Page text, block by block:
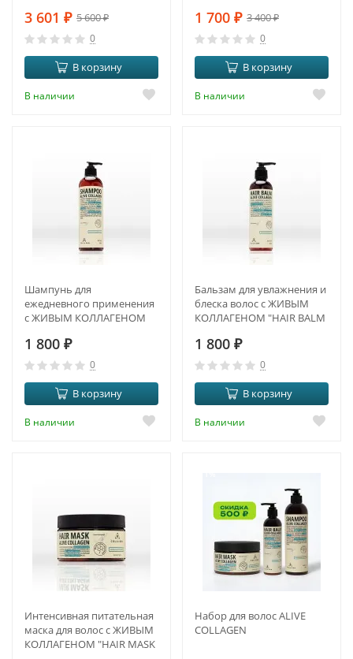
3 601 ₽ 5 600₽
0
В корзину
В наличии
1 700 ₽ 3 400₽
0
В корзину
В наличии
Шампунь для
ежедневного применения
с ЖИВЫМ КОЛЛАГЕНОМ
COLLAGEN"
1 800 ₽
0
В корзину
В наличии
Бальзам для увлажнения и
блеска волос с ЖИВЫМ
КОЛЛАГЕНОМ "HAIR BALM
1 800 ₽
0
В корзину
В наличии
Интенсивная питательная
маска для волос с ЖИВЫМ
КОЛЛАГЕНОМ "HAIR MASK
Набор для волос ALIVE
COLLAGEN